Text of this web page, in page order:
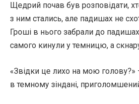
Щедрий почав був розповідати,
з ним стались, але падишах не
Гроші в нього забрали до
самого кинули у темницю, а
«Звідки це лихо на мою голову?»
в темному зіндані,